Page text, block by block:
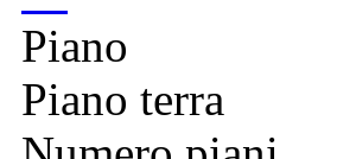
Piano
Piano terra